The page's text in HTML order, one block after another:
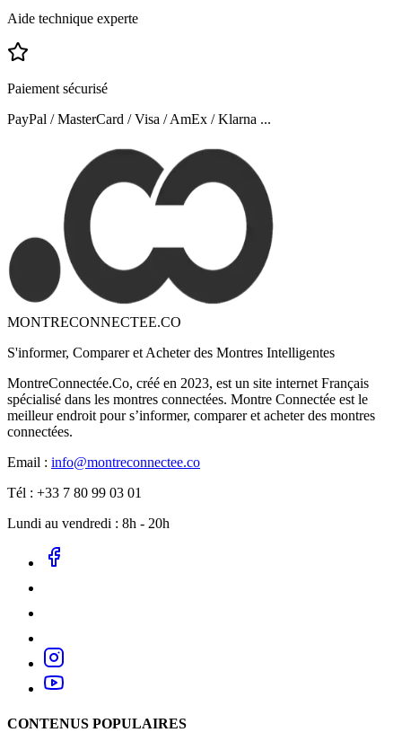
Aide technique experte
Paiement sécurisé
PayPal / MasterCard / Visa / AmEx / Klarna ...
MONTRECONNECTEE.CO
S'informer, Comparer et Acheter des Montres Intelligentes
MontreConnectée.Co, créé en 2023, est un site internet Français
spécialisé dans les montres connectées. Montre Connectée est le
meilleur endroit pour s’informer, comparer et acheter des montres
connectées.
Email : info@montreconnectee.co
Tél : +33 7 80 99 03 01
Lundi au vendredi : 8h - 20h
CONTENUS POPULAIRES